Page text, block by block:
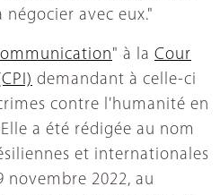
avec eux."
" à la Cour
demandant à celle-ci
contre l'humanité en
a été rédigée au nom
et internationales
novembre 2022, au